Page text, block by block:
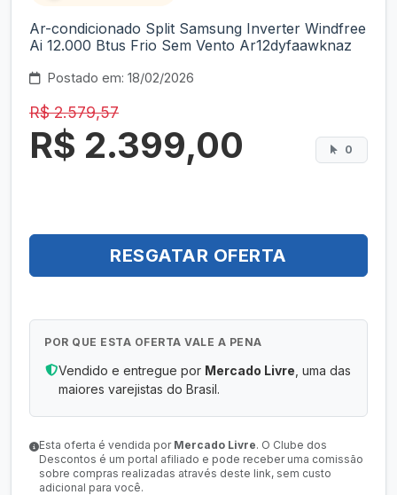
Ar-condicionado Split Samsung Inverter Windfree
Ai 12.000 Btus Frio Sem Vento Ar12dyfaawknaz
Postado em: 18/02/2026
R$ 2.579,57
R$ 2.399,00 0
RESGATAR OFERTA
POR QUE ESTA OFERTA VALE A PENA
Vendido e entregue por Mercado Livre , uma das
maiores varejistas do Brasil.
Esta oferta é vendida por Mercado Livre. O Clube dos
Descontos é um portal afiliado e pode receber uma comissão
sobre compras realizadas através deste link, sem custo
adicional para você.